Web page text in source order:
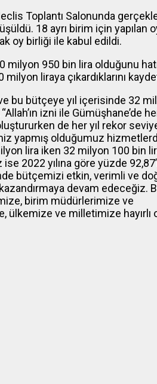
Toplantı Salonunda
18 ayrı birim için yapılan
oy birliği ile kabul edildi.
950 bin lira olduğunu
liraya çıkardıklarını
bu bütçeye yıl içerisinde 32
izni ile Gümüşhane’de
de her yıl rekor
yapmış olduğumuz
lira iken 32 milyon 100 bin
2022 yılına göre yüzde
bütçemizi etkin, verimli ve
devam edeceğiz.
birim müdürlerimize ve
ve milletimize hayırlı